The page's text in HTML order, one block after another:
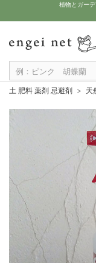
植物とガー
土 肥料 薬剤 忌避剤 天
11月中下旬予約
グッ
グッ
グッ